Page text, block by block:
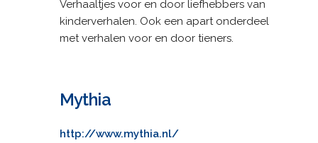
Verhaaltjes voor en door liefhebbers van
kinderverhalen. Ook een apart onderdeel
met verhalen voor en door tieners.
Mythia
http://www.mythia.nl/